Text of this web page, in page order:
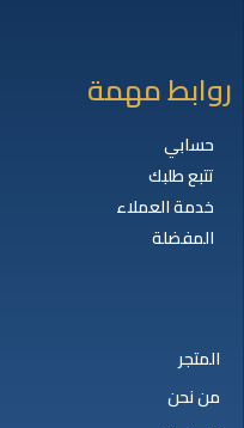
روابط مهمة
حسابي
تتبع طلبك
خدمة العملاء
المفضلة
المتجر
من نحن